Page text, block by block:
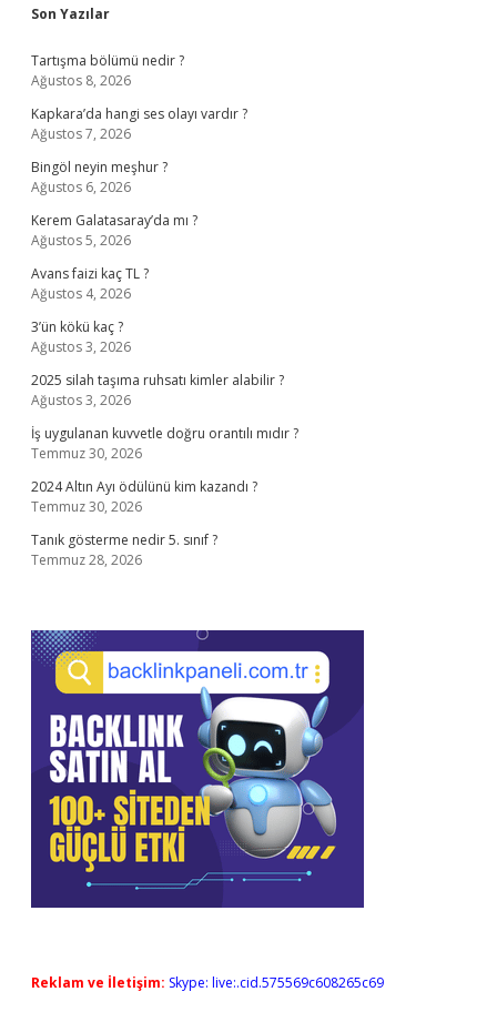
Sidebar
Son Yazılar
Tartışma bölümü nedir ?
Ağustos 8, 2026
Kapkara’da hangi ses olayı vardır ?
Ağustos 7, 2026
Bingöl neyin meşhur ?
Ağustos 6, 2026
Kerem Galatasaray’da mı ?
Ağustos 5, 2026
Avans faizi kaç TL ?
Ağustos 4, 2026
3’ün kökü kaç ?
Ağustos 3, 2026
2025 silah taşıma ruhsatı kimler alabilir ?
Ağustos 3, 2026
İş uygulanan kuvvetle doğru orantılı mıdır ?
Temmuz 30, 2026
2024 Altın Ayı ödülünü kim kazandı ?
Temmuz 30, 2026
Tanık gösterme nedir 5. sınıf ?
Temmuz 28, 2026
Reklam ve İletişim: Skype: live:.cid.575569c608265c69